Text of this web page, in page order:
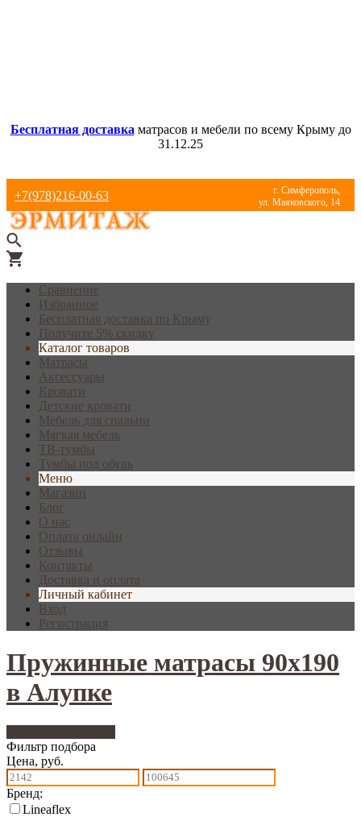
Бесплатная доставка матрасов и мебели по всему Крыму до
31.12.25
+7(978)216-00-63
г. Симферополь,
ул. Маяковского, 14
Сравнение
Избранное
Бесплатная доставка по Крыму
Получите 5% скидку
Каталог товаров
Матрасы
Аксессуары
Кровати
Детские кровати
Мебель для спальни
Мягкая мебель
ТВ-тумбы
Тумбы под обувь
Меню
Магазин
Блог
О нас
Оплата онлайн
Отзывы
Контакты
Доставка и оплата
Личный кабинет
Вход
Регистрация
Пружинные матрасы 90х190
в Алупке
Фильтр подбора
Цена, руб.
Бренд:
Lineaflex